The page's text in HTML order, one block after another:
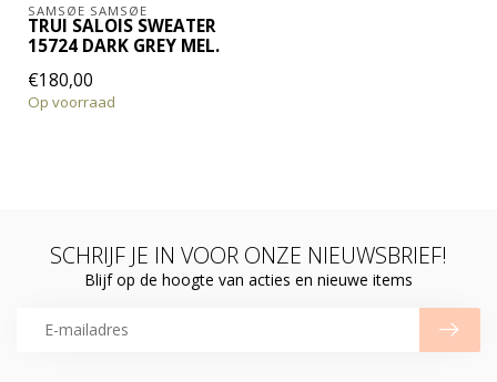
SAMSØE SAMSØE
TRUI SALOIS SWEATER
15724 DARK GREY MEL.
€180,00
Op voorraad
SCHRIJF JE IN VOOR ONZE NIEUWSBRIEF!
Blijf op de hoogte van acties en nieuwe items